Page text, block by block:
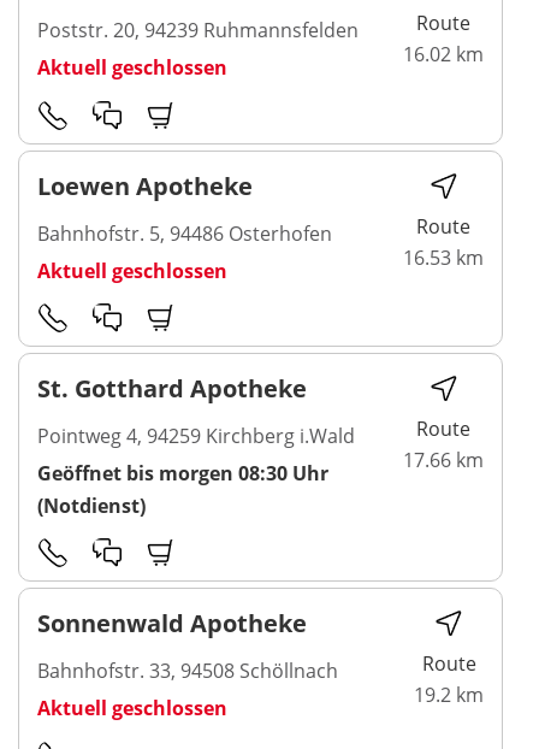
Poststr. 20, 94239 Ruhmannsfelden
Aktuell geschlossen
Route
16.02 km
Loewen Apotheke
Bahnhofstr. 5, 94486 Osterhofen
Aktuell geschlossen
Route
16.53 km
St. Gotthard Apotheke
Pointweg 4, 94259 Kirchberg i.Wald
Geöffnet bis morgen 08:30 Uhr
(Notdienst)
Route
17.66 km
Sonnenwald Apotheke
Bahnhofstr. 33, 94508 Schöllnach
Aktuell geschlossen
Route
19.2 km